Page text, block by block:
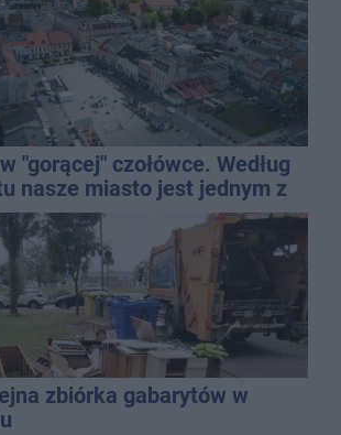
"gorącej" czołówce. Według
nasze miasto jest jednym z
na upały
zbiórka gabarytów w